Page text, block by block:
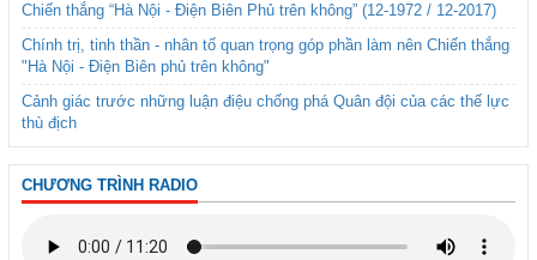
Chiến thắng “Hà Nội - Điện Biên Phủ trên không” (12-1972 / 12-2017)
Chính trị, tinh thần - nhân tố quan trọng góp phần làm nên Chiến thắng
"Hà Nội - Điện Biên phủ trên không"
Cảnh giác trước những luận điệu chống phá Quân đội của các thế lực
thù địch
CHƯƠNG TRÌNH RADIO